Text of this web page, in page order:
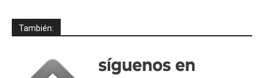
También: